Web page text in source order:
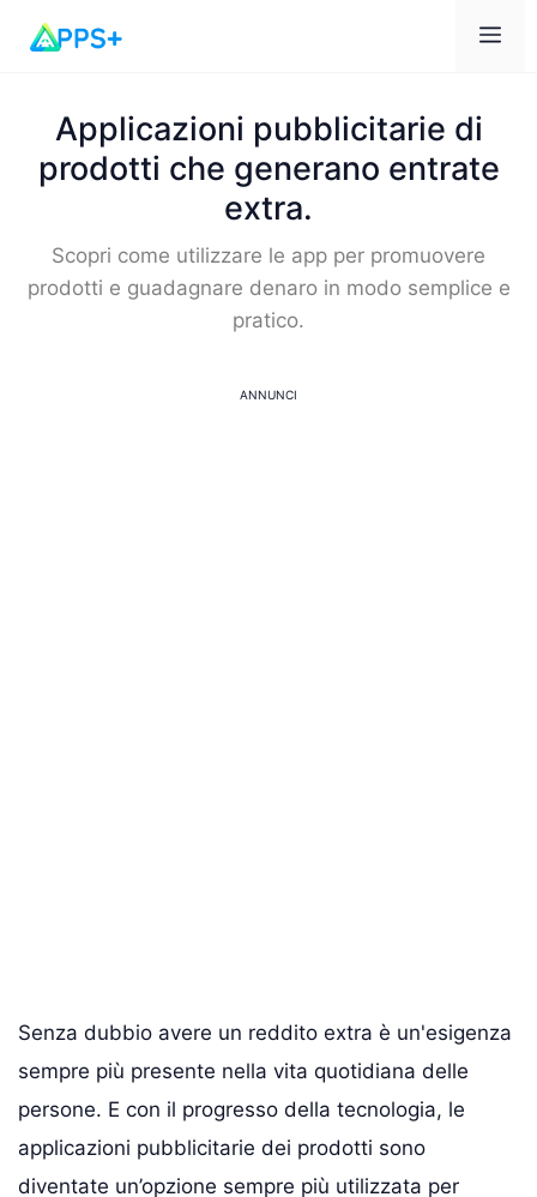
Applicazioni pubblicitarie di
prodotti che generano entrate
extra.
Scopri come utilizzare le app per promuovere
prodotti e guadagnare denaro in modo semplice e
pratico.
ANNUNCI
Senza dubbio avere un reddito extra è un'esigenza
sempre più presente nella vita quotidiana delle
persone. E con il progresso della tecnologia, le
applicazioni pubblicitarie dei prodotti sono
diventate un’opzione sempre più utilizzata per